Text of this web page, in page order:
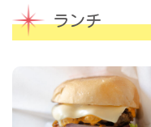
ランチ